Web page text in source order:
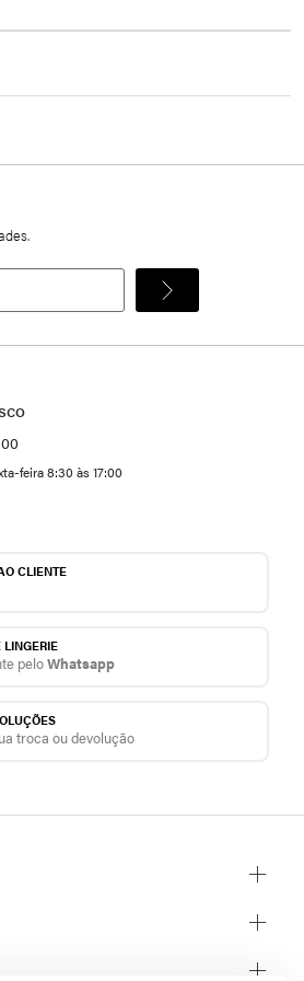
5,8% ELASTANO FORRO
feira 8:30 às 17:00
CLIENTE
LINGERIE
peloWhatsapp
troca ou devolução